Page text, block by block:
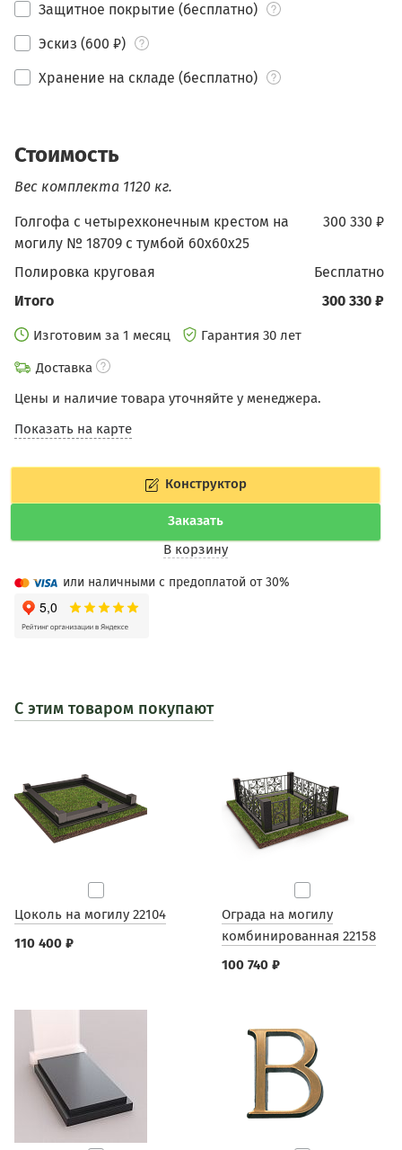
Защитное покрытие (бесплатно)
Эскиз (600 ₽)
Хранение на складе (бесплатно)
Стоимость
Вес комплекта 1120 кг.
300 330 ₽
Голгофа с четырехконечным крестом на
могилу № 18709 с тумбой 60х60х25
бесплатно
Полировка круговая
300 330 ₽
Итого
Изготовим за 1 месяц
Гарантия 30 лет
Доставка
Цены и наличие товара уточняйте у менеджера.
Показать на карте
Конструктор
Заказать
В корзину
или наличными с предоплатой от 30%
С этим товаром покупают
Цоколь на могилу 22104
110 400 ₽
Ограда на могилу
комбинированная 22158
100 740 ₽